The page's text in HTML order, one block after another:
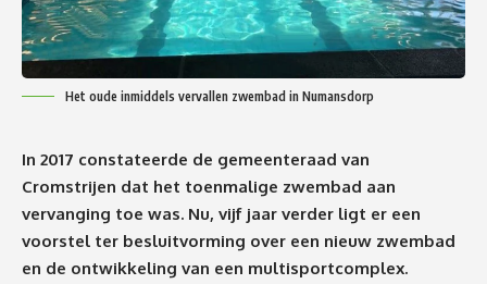
Het oude inmiddels vervallen zwembad in Numansdorp
In 2017 constateerde de gemeenteraad van
Cromstrijen dat het toenmalige zwembad aan
vervanging toe was. Nu, vijf jaar verder ligt er een
voorstel ter besluitvorming over een nieuw zwembad
en de ontwikkeling van een multisportcomplex.